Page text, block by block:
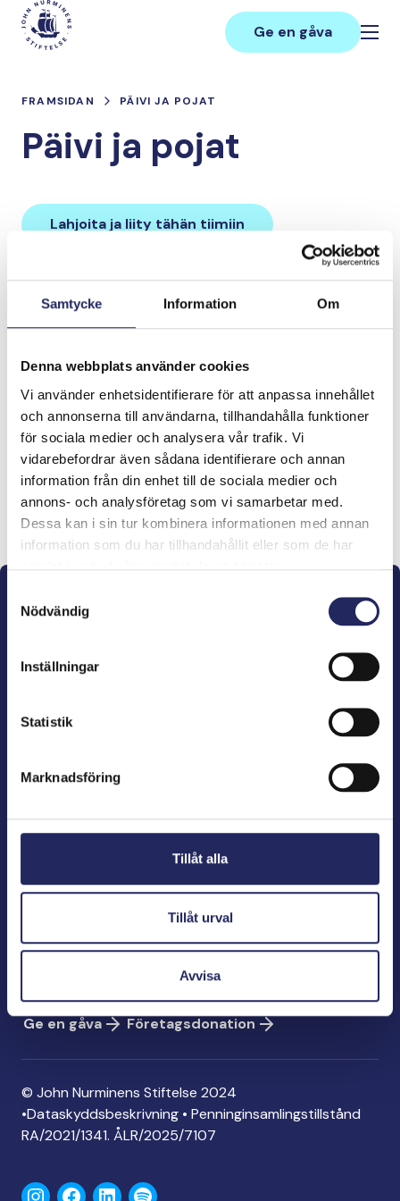
Samtycke Information Om
Denna webbplats använder cookies
Vi använder enhetsidentifierare för att anpassa innehållet
och annonserna till användarna, tillhandahålla funktioner
för sociala medier och analysera vår trafik. Vi
vidarebefordrar även sådana identifierare och annan
information från din enhet till de sociala medier och
annons- och analysföretag som vi samarbetar med.
Dessa kan i sin tur kombinera informationen med annan
information som du har tillhandahållit eller som de har
Nödvändig
Inställningar
Statistik
Marknadsföring
Tillåt alla
Tillåt urval
Avvisa
Hoppa
innehåll
Main
Ge en gåva
FRAMSIDAN PÄIVI JA POJAT
Päivi ja pojat
Lahjoita ja liity tähän tiimiin
Tiimin lahjoitukset yhteensä:
Tiimille tehdyt
lahjoitukset
Lahjoita ja liity tähän tiimiin
kulturens väktare och utgivare av marin litteratur.
Bölegatan 2
00240 Helsingfors
Kontaktinformation
Ge en gåva
Ge en gåva
Företagsdonation
© John Nurminens Stiftelse 2024
•Dataskyddsbeskrivning • Penninginsamlingstillstånd
RA/2021/1341. ÅLR/2025/7107